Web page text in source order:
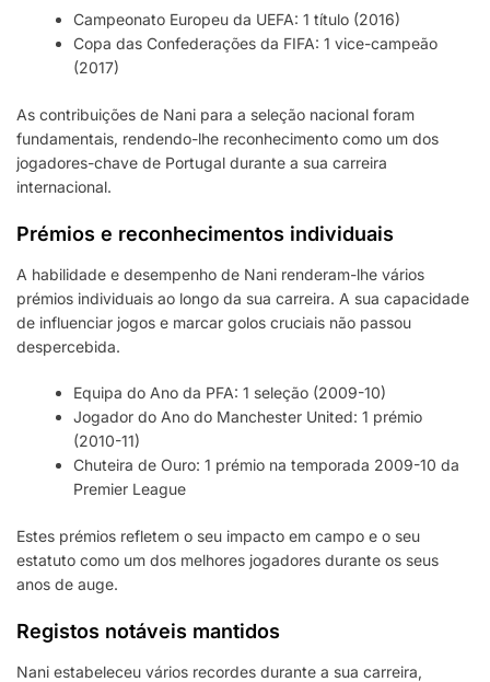
Campeonato Europeu da UEFA: 1 título (2016)
Copa das Confederações da FIFA: 1 vice-campeão
(2017)
As contribuições de Nani para a seleção nacional foram
fundamentais, rendendo-lhe reconhecimento como um dos
jogadores-chave de Portugal durante a sua carreira
internacional.
Prémios e reconhecimentos individuais
A habilidade e desempenho de Nani renderam-lhe vários
prémios individuais ao longo da sua carreira. A sua capacidade
de influenciar jogos e marcar golos cruciais não passou
despercebida.
Equipa do Ano da PFA: 1 seleção (2009-10)
Jogador do Ano do Manchester United: 1 prémio
(2010-11)
Chuteira de Ouro: 1 prémio na temporada 2009-10 da
Premier League
Estes prémios refletem o seu impacto em campo e o seu
estatuto como um dos melhores jogadores durante os seus
anos de auge.
Registos notáveis mantidos
Nani estabeleceu vários recordes durante a sua carreira,